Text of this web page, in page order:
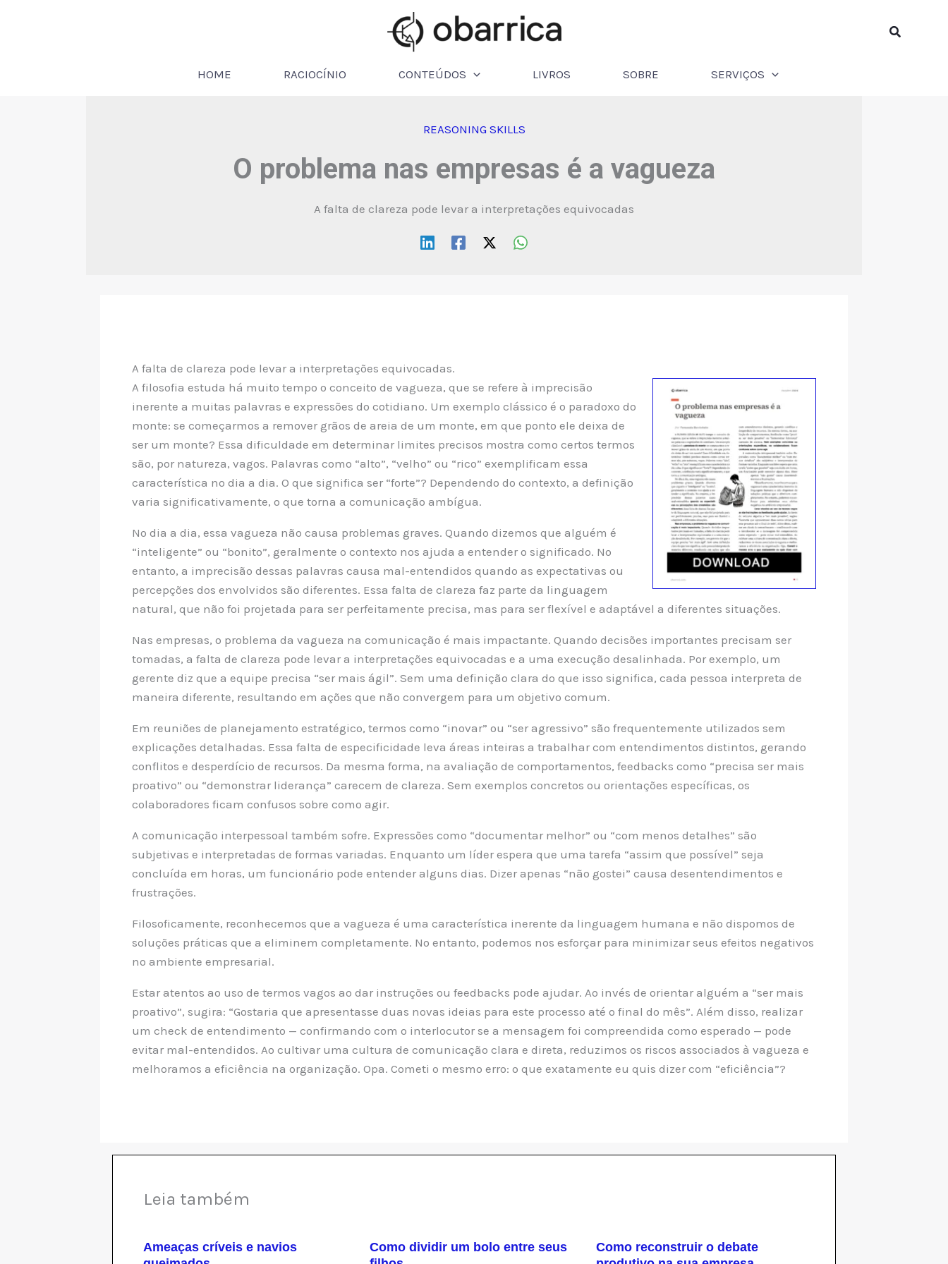
Pesquisar
HOME RACIOCÍNIO CONTEÚDOS LIVROS SOBRE SERVIÇOS
REASONING SKILLS
O problema nas empresas é a vagueza
A falta de clareza pode levar a interpretações equivocadas
A falta de clareza pode levar a interpretações equivocadas.
A filosofia estuda há muito tempo o conceito de vagueza, que se refere à imprecisão
inerente a muitas palavras e expressões do cotidiano. Um exemplo clássico é o paradoxo do
monte: se começarmos a remover grãos de areia de um monte, em que ponto ele deixa de
ser um monte? Essa dificuldade em determinar limites precisos mostra como certos termos
são, por natureza, vagos. Palavras como “alto”, “velho” ou “rico” exemplificam essa
característica no dia a dia. O que significa ser “forte”? Dependendo do contexto, a definição
varia significativamente, o que torna a comunicação ambígua.
No dia a dia, essa vagueza não causa problemas graves. Quando dizemos que alguém é
“inteligente” ou “bonito”, geralmente o contexto nos ajuda a entender o significado. No
entanto, a imprecisão dessas palavras causa mal-entendidos quando as expectativas ou
percepções dos envolvidos são diferentes. Essa falta de clareza faz parte da linguagem
natural, que não foi projetada para ser perfeitamente precisa, mas para ser flexível e adaptável a diferentes situações.
Nas empresas, o problema da vagueza na comunicação é mais impactante. Quando decisões importantes precisam ser
tomadas, a falta de clareza pode levar a interpretações equivocadas e a uma execução desalinhada. Por exemplo, um
gerente diz que a equipe precisa “ser mais ágil”. Sem uma definição clara do que isso significa, cada pessoa interpreta de
maneira diferente, resultando em ações que não convergem para um objetivo comum.
Em reuniões de planejamento estratégico, termos como “inovar” ou “ser agressivo” são frequentemente utilizados sem
explicações detalhadas. Essa falta de especificidade leva áreas inteiras a trabalhar com entendimentos distintos, gerando
conflitos e desperdício de recursos. Da mesma forma, na avaliação de comportamentos, feedbacks como “precisa ser mais
proativo” ou “demonstrar liderança” carecem de clareza. Sem exemplos concretos ou orientações específicas, os
colaboradores ficam confusos sobre como agir.
A comunicação interpessoal também sofre. Expressões como “documentar melhor” ou “com menos detalhes” são
subjetivas e interpretadas de formas variadas. Enquanto um líder espera que uma tarefa “assim que possível” seja
concluída em horas, um funcionário pode entender alguns dias. Dizer apenas “não gostei” causa desentendimentos e
frustrações.
Filosoficamente, reconhecemos que a vagueza é uma característica inerente da linguagem humana e não dispomos de
soluções práticas que a eliminem completamente. No entanto, podemos nos esforçar para minimizar seus efeitos negativos
no ambiente empresarial.
Estar atentos ao uso de termos vagos ao dar instruções ou feedbacks pode ajudar. Ao invés de orientar alguém a “ser mais
proativo”, sugira: “Gostaria que apresentasse duas novas ideias para este processo até o final do mês”. Além disso, realizar
um check de entendimento — confirmando com o interlocutor se a mensagem foi compreendida como esperado — pode
evitar mal-entendidos. Ao cultivar uma cultura de comunicação clara e direta, reduzimos os riscos associados à vagueza e
melhoramos a eficiência na organização. Opa. Cometi o mesmo erro: o que exatamente eu quis dizer com “eficiência”?
Leia também
Ameaças críveis e navios
Como dividir um bolo entre seus
Como reconstruir o debate